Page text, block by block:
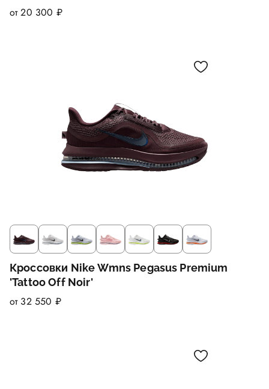
от 20 300 ₽
Кроссовки Nike Wmns Pegasus Premium
'Tattoo Off Noir'
от 32 550 ₽